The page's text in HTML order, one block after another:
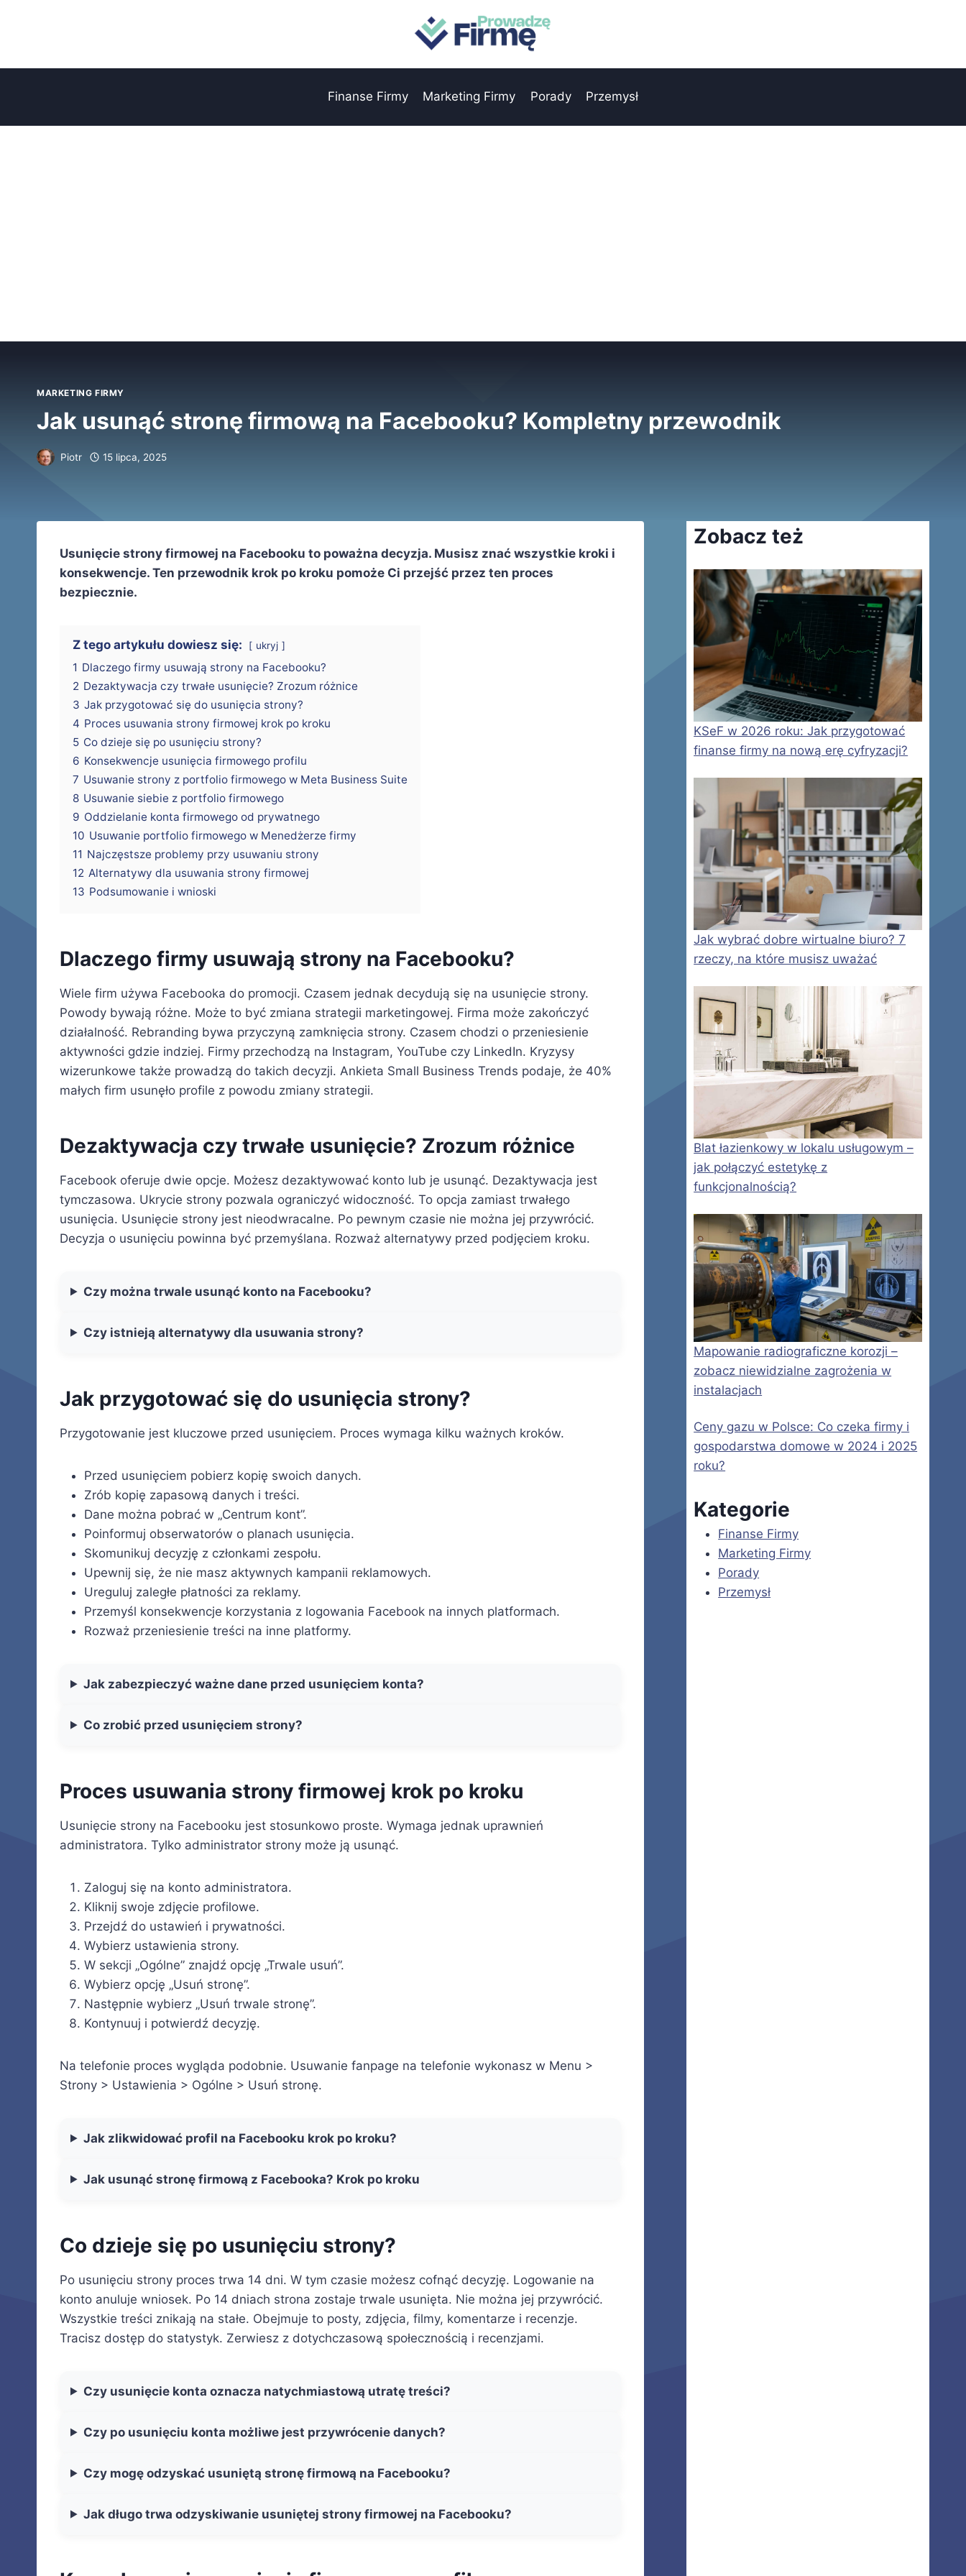
Finanse Firmy Marketing Firmy Porady Przemysł
MARKETING FIRMY
Jak usunąć stronę firmową na Facebooku? Kompletny przewodnik
Piotr 15 lipca, 2025
Usunięcie strony firmowej na Facebooku to poważna decyzja. Musisz znać wszystkie kroki i
konsekwencje. Ten przewodnik krok po kroku pomoże Ci przejść przez ten proces
bezpiecznie.
Z tego artykułu dowiesz się: ukryj
1 Dlaczego firmy usuwają strony na Facebooku?
2 Dezaktywacja czy trwałe usunięcie? Zrozum różnice
3 Jak przygotować się do usunięcia strony?
4 Proces usuwania strony firmowej krok po kroku
5 Co dzieje się po usunięciu strony?
6 Konsekwencje usunięcia firmowego profilu
7 Usuwanie strony z portfolio firmowego w Meta Business Suite
8 Usuwanie siebie z portfolio firmowego
9 Oddzielanie konta firmowego od prywatnego
10 Usuwanie portfolio firmowego w Menedżerze firmy
11 Najczęstsze problemy przy usuwaniu strony
12 Alternatywy dla usuwania strony firmowej
13 Podsumowanie i wnioski
Dlaczego firmy usuwają strony na Facebooku?
Wiele firm używa Facebooka do promocji. Czasem jednak decydują się na usunięcie strony.
Powody bywają różne. Może to być zmiana strategii marketingowej. Firma może zakończyć
działalność. Rebranding bywa przyczyną zamknięcia strony. Czasem chodzi o przeniesienie
aktywności gdzie indziej. Firmy przechodzą na Instagram, YouTube czy LinkedIn. Kryzysy
wizerunkowe także prowadzą do takich decyzji. Ankieta Small Business Trends podaje, że 40%
małych firm usunęło profile z powodu zmiany strategii.
Dezaktywacja czy trwałe usunięcie? Zrozum różnice
Facebook oferuje dwie opcje. Możesz dezaktywować konto lub je usunąć. Dezaktywacja jest
tymczasowa. Ukrycie strony pozwala ograniczyć widoczność. To opcja zamiast trwałego
usunięcia. Usunięcie strony jest nieodwracalne. Po pewnym czasie nie można jej przywrócić.
Decyzja o usunięciu powinna być przemyślana. Rozważ alternatywy przed podjęciem kroku.
Czy można trwale usunąć konto na Facebooku?
Czy istnieją alternatywy dla usuwania strony?
Jak przygotować się do usunięcia strony?
Przygotowanie jest kluczowe przed usunięciem. Proces wymaga kilku ważnych kroków.
Przed usunięciem pobierz kopię swoich danych.
Zrób kopię zapasową danych i treści.
Dane można pobrać w „Centrum kont”.
Poinformuj obserwatorów o planach usunięcia.
Skomunikuj decyzję z członkami zespołu.
Upewnij się, że nie masz aktywnych kampanii reklamowych.
Ureguluj zaległe płatności za reklamy.
Przemyśl konsekwencje korzystania z logowania Facebook na innych platformach.
Rozważ przeniesienie treści na inne platformy.
Jak zabezpieczyć ważne dane przed usunięciem konta?
Co zrobić przed usunięciem strony?
Proces usuwania strony firmowej krok po kroku
Usunięcie strony na Facebooku jest stosunkowo proste. Wymaga jednak uprawnień
administratora. Tylko administrator strony może ją usunąć.
Zaloguj się na konto administratora.
Kliknij swoje zdjęcie profilowe.
Przejdź do ustawień i prywatności.
Wybierz ustawienia strony.
W sekcji „Ogólne” znajdź opcję „Trwale usuń”.
Wybierz opcję „Usuń stronę”.
Następnie wybierz „Usuń trwale stronę”.
Kontynuuj i potwierdź decyzję.
Na telefonie proces wygląda podobnie. Usuwanie fanpage na telefonie wykonasz w Menu >
Strony > Ustawienia > Ogólne > Usuń stronę.
Jak zlikwidować profil na Facebooku krok po kroku?
Jak usunąć stronę firmową z Facebooka? Krok po kroku
Co dzieje się po usunięciu strony?
Po usunięciu strony proces trwa 14 dni. W tym czasie możesz cofnąć decyzję. Logowanie na
konto anuluje wniosek. Po 14 dniach strona zostaje trwale usunięta. Nie można jej przywrócić.
Wszystkie treści znikają na stałe. Obejmuje to posty, zdjęcia, filmy, komentarze i recenzje.
Tracisz dostęp do statystyk. Zerwiesz z dotychczasową społecznością i recenzjami.
Czy usunięcie konta oznacza natychmiastową utratę treści?
Czy po usunięciu konta możliwe jest przywrócenie danych?
Czy mogę odzyskać usuniętą stronę firmową na Facebooku?
Jak długo trwa odzyskiwanie usuniętej strony firmowej na Facebooku?
Zobacz też
KSeF w 2026 roku: Jak przygotować
finanse firmy na nową erę cyfryzacji?
Jak wybrać dobre wirtualne biuro? 7
rzeczy, na które musisz uważać
Blat łazienkowy w lokalu usługowym –
jak połączyć estetykę z
funkcjonalnością?
Mapowanie radiograficzne korozji –
zobacz niewidzialne zagrożenia w
instalacjach
Ceny gazu w Polsce: Co czeka firmy i
gospodarstwa domowe w 2024 i 2025
roku?
Kategorie
Finanse Firmy
Marketing Firmy
Porady
Przemysł